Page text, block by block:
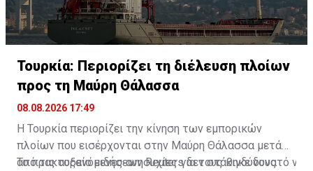
Τουρκία: Περιορίζει τη διέλευση πλοίων
προς τη Μαύρη Θάλασσα
08.08.2026 17:49
Η Τουρκία περιορίζει την κίνηση των εμπορικών
πλοίων που εισέρχονται στην Μαύρη Θάλασσα μετά
από τις αυξανόμενες ανησυχίες για τους κινδύνους
Το πρακτορείο ειδήσεων Reuters δεν στάθηκε δυνατό να